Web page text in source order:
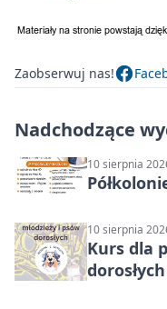
Zaobserwuj nas!
Nadchodzące
10 sierpnia
10 sierpnia
Kurs dla